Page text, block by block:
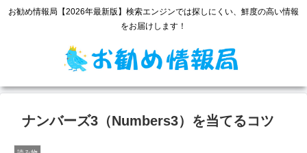
お勧め情報局【2026年最新版】検索エンジンでは探しにくい、鮮度の高い情報
をお届けします！
ナンバーズ3（Numbers3）を当てるコツ